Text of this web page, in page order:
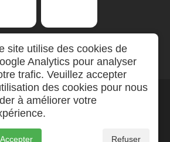
site utilise des cookies de
Analytics pour analyser
trafic. Veuillez accepter
des cookies pour nous
à améliorer votre
Accepter Refuser